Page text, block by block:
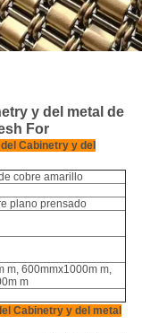
y del metal de
For
Cabinetry y del
cobre amarillo
plano prensado
m, 600mmx1000m m,
m
Cabinetry y del metal